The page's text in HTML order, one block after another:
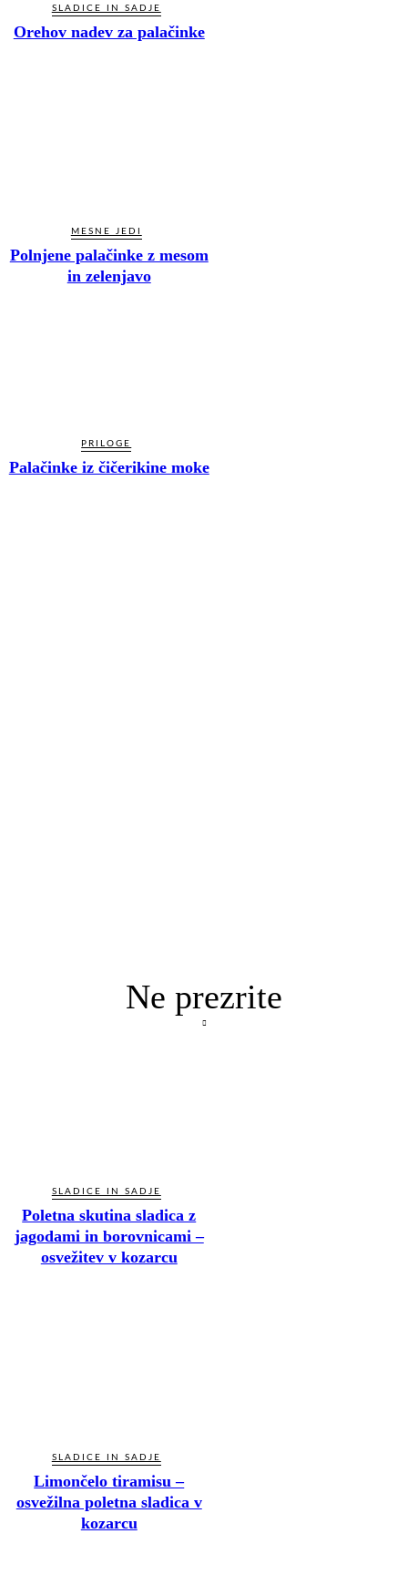
SLADICE IN SADJE
Orehov nadev za palačinke
MESNE JEDI
Polnjene palačinke z mesom
in zelenjavo
PRILOGE
Palačinke iz čičerikine moke
Ne prezrite
SLADICE IN SADJE
Poletna skutina sladica z
jagodami in borovnicami –
osvežitev v kozarcu
SLADICE IN SADJE
Limončelo tiramisu –
osvežilna poletna sladica v
kozarcu